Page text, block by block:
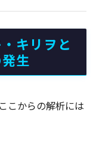
キリヲと
生
こからの解析には